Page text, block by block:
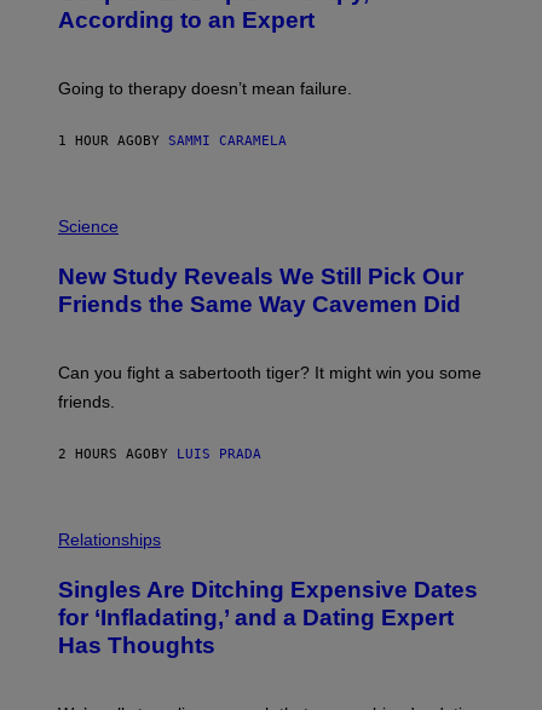
C
T
R
T
T
I
A
S
According to an Expert
Going to therapy doesn’t mean failure.
1 HOUR AGOBY SAMMI CARAMELA
H
O
:
C
-
R
T
C
K
G
T
T
Y
Science
New Study Reveals We Still Pick Our
Friends the Same Way Cavemen Did
Can you fight a sabertooth tiger? It might win you some
friends.
2 HOURS AGOBY LUIS PRADA
H
O
:
P
I
Relationships
Singles Are Ditching Expensive Dates
for ‘Infladating,’ and a Dating Expert
Has Thoughts